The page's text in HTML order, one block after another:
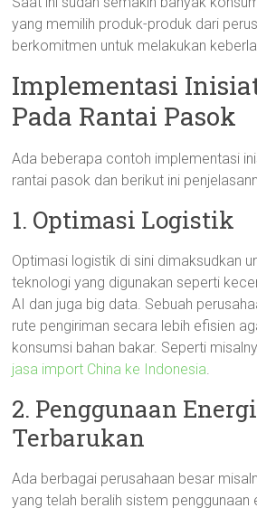
yang memilih produk-produk dari
berkomitmen untuk melakukan
Implementasi
Pada Rantai Pasok
Ada beberapa contoh implementasi
rantai pasok dan berikut ini
1. Optimasi Logistik
Optimasi logistik di sini dimaksudkan
teknologi yang digunakan seperti
AI dan juga big data. Sebuah
rute pengiriman secara lebih efisien
konsumsi bahan bakar. Seperti
jasa import China ke Indonesia.
2. Penggunaan Energi
Terbarukan
Ada berbagai perusahaan besar
yang telah beralih sistem penggunaan